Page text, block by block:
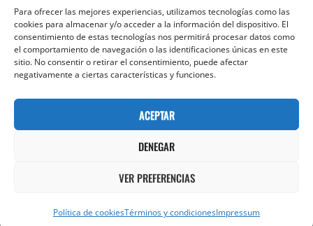
Para ofrecer las mejores experiencias, utilizamos tecnologías como las
cookies para almacenar y/o acceder a la información del dispositivo. El
consentimiento de estas tecnologías nos permitirá procesar datos como
el comportamiento de navegación o las identificaciones únicas en este
sitio. No consentir o retirar el consentimiento, puede afectar
negativamente a ciertas características y funciones.
ACEPTAR
DENEGAR
VER PREFERENCIAS
Política de cookiesTérminos y condicionesImpressum
Categorías
24 Sombras Por Segundo